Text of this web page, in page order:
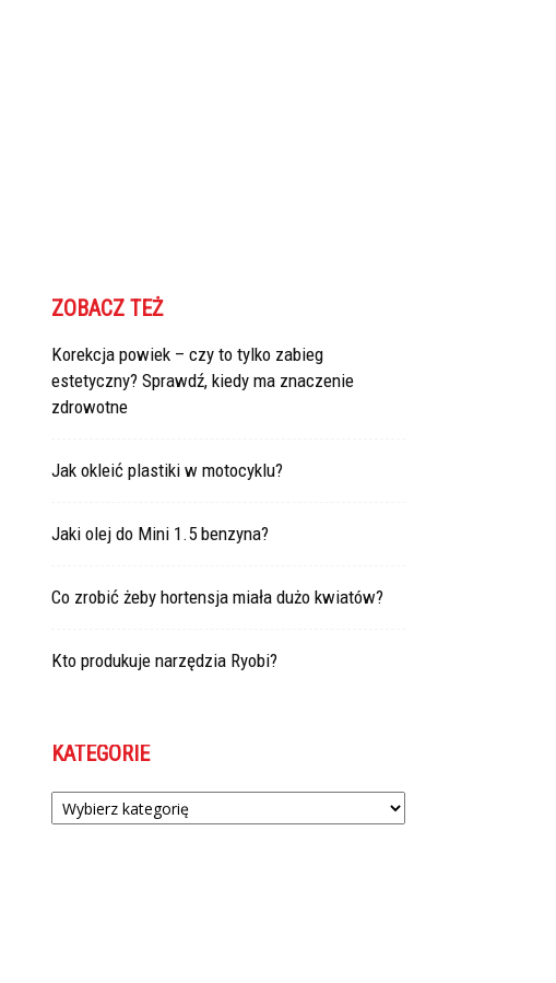
ZOBACZ TEŻ
Korekcja powiek – czy to tylko zabieg
estetyczny? Sprawdź, kiedy ma znaczenie
zdrowotne
Jak okleić plastiki w motocyklu?
Jaki olej do Mini 1.5 benzyna?
Co zrobić żeby hortensja miała dużo kwiatów?
Kto produkuje narzędzia Ryobi?
KATEGORIE
Kategorie